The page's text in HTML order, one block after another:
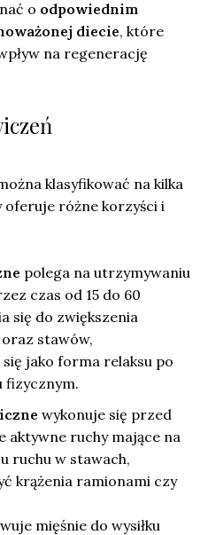
o odpowiednim
diecie, które
na regenerację
klasyfikować na kilka
różne korzyści i
polega na utrzymywaniu
czas od 15 do 60
się do zwiększenia
stawów,
jako forma relaksu po
fizycznym.
wykonuje się przed
aktywne ruchy mające na
ruchu w stawach,
krążenia ramionami czy
mięśnie do wysiłku